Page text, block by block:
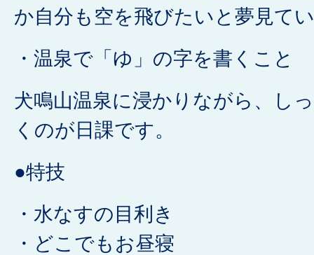
か自分も空を飛びたいと夢見て
・温泉で「ゆ」の字を書くこと
犬鳴山温泉に浸かりながら、し
くのが日課です。
●特技
・水なすの目利き
・どこでもお昼寝